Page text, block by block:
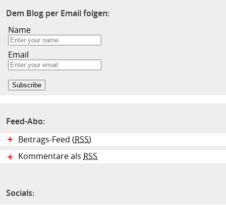
Dem Blog per Email folgen:
Name
Email
Feed-Abo:
Beitrags-Feed (RSS)
Kommentare als RSS
Socials: